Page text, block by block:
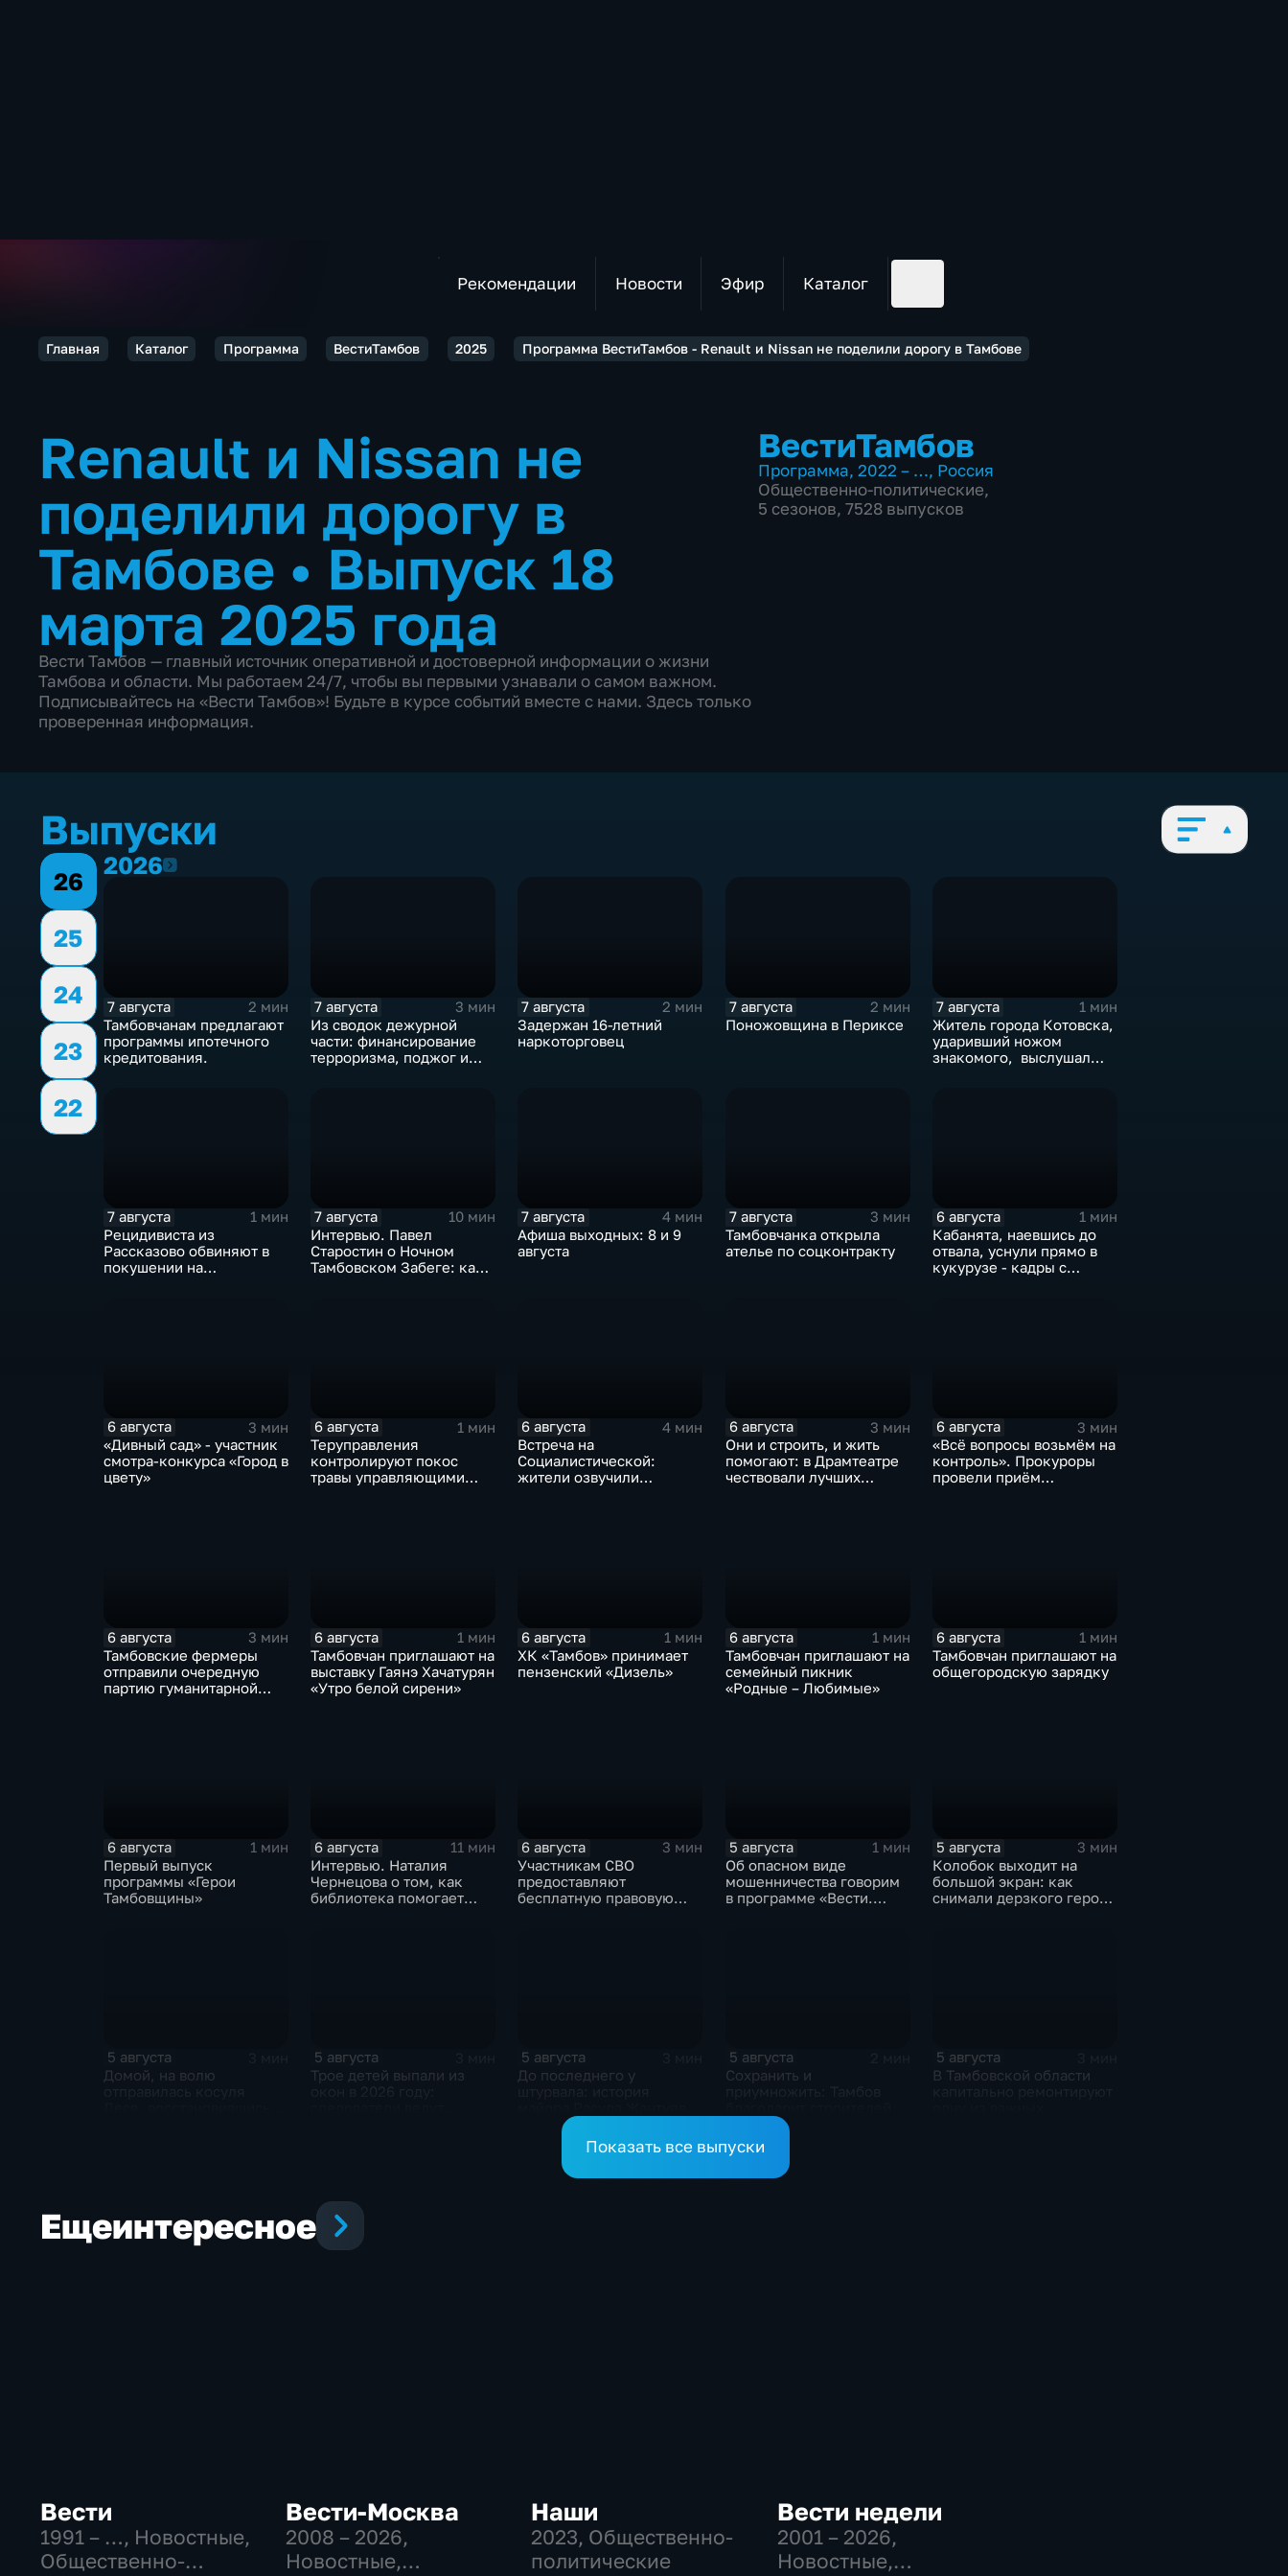
Рекомендации Новости Эфир Каталог
Главная Каталог Программа ВестиТамбов 2025 Программа ВестиТамбов - Rеnаult и Nissan не поделили дорогу в Тамбове
Rеnаult и Nissan не
поделили дорогу в
Тамбове • Выпуск 18
марта 2025 года
Вести Тамбов — главный источник оперативной и достоверной информации о жизни
Тамбова и области. Мы работаем 24/7, чтобы вы первыми узнавали о самом важном.
Подписывайтесь на «Вести Тамбов»! Будьте в курсе событий вместе с нами. Здесь только
проверенная информация.
ВестиТамбов
Программа, 2022 – …, Россия
Общественно-политические,
5 сезонов, 7528 выпусков
Выпуски
26
25
24
23
22
20262026
7 августа
2 мин
Тамбовчанам предлагают
программы ипотечного
кредитования.
7 августа
3 мин
Из сводок дежурной
части: финансирование
терроризма, поджог и
7 августа
2 мин
Задержан 16-летний
наркоторговец
7 августа
2 мин
Поножовщина в Периксе
7 августа
1 мин
Житель города Котовска,
ударивший ножом
знакомого, выслушал
7 августа
1 мин
Рецидивиста из
Рассказово обвиняют в
покушении на
7 августа
10 мин
Интервью. Павел
Старостин о Ночном
Тамбовском Забеге: как
7 августа
4 мин
Афиша выходных: 8 и 9
августа
7 августа
3 мин
Тамбовчанка открыла
ателье по соцконтракту
6 августа
1 мин
Кабанята, наевшись до
отвала, уснули прямо в
кукурузе - кадры с
6 августа
3 мин
«Дивный сад» - участник
смотра-конкурса «Город в
цвету»
6 августа
1 мин
Теруправления
контролируют покос
травы управляющими
6 августа
4 мин
Встреча на
Социалистической:
жители озвучили
6 августа
3 мин
Они и строить, и жить
помогают: в Драмтеатре
чествовали лучших
6 августа
3 мин
«Всё вопросы возьмём на
контроль». Прокуроры
провели приём
6 августа
3 мин
Тамбовские фермеры
отправили очередную
партию гуманитарной
6 августа
1 мин
Тамбовчан приглашают на
выставку Гаянэ Хачатурян
«Утро белой сирени»
6 августа
1 мин
ХК «Тамбов» принимает
пензенский «Дизель»
6 августа
1 мин
Тамбовчан приглашают на
семейный пикник
«Родные – Любимые»
6 августа
1 мин
Тамбовчан приглашают на
общегородскую зарядку
6 августа
1 мин
Первый выпуск
программы «Герои
Тамбовщины»
6 августа
11 мин
Интервью. Наталия
Чернецова о том, как
библиотека помогает
6 августа
3 мин
Участникам СВО
предоставляют
бесплатную правовую
5 августа
1 мин
Об опасном виде
мошенничества говорим
в программе «Вести.
5 августа
3 мин
Колобок выходит на
большой экран: как
снимали дерзкого героя
5 августа
Домой, на волю
5 августа
Трое детей выпали из
5 августа
До последнего у
ценой жизни спасшего
жителей Бурети
5 августа
Сохранить и
вклад в развитие города
5 августа
В Тамбовской области
Показать все выпуски
Ещеинтересное
Вести
1991 – …, Новостные,
Общественно-
Вести-Москва
2008 – 2026,
Новостные,
Наши
2023, Общественно-
политические
Вести недели
2001 – 2026,
Новостные,